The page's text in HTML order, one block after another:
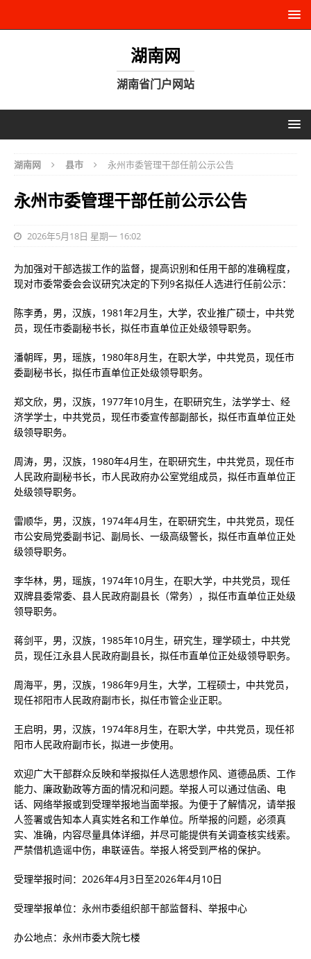
湖南网
湖南省门户网站
湖南网 县市 永州市委管理干部任前公示公告
永州市委管理干部任前公示公告
2026年5月18日 星期一 16:02
为加强对干部选拔工作的监督，提高识别和任用干部的准确程度，
现对市委常委会会议研究决定的下列9名拟任人选进行任前公示：
陈李勇，男，汉族，1981年2月生，大学，农业推广硕士，中共党
员，现任市委副秘书长，拟任市直单位正处级领导职务。
潘朝晖，男，瑶族，1980年8月生，在职大学，中共党员，现任市
委副秘书长，拟任市直单位正处级领导职务。
郑文欣，男，汉族，1977年10月生，在职研究生，法学学士、经
济学学士，中共党员，现任市委宣传部副部长，拟任市直单位正处
级领导职务。
周涛，男，汉族，1980年4月生，在职研究生，中共党员，现任市
人民政府副秘书长，市人民政府办公室党组成员，拟任市直单位正
处级领导职务。
雷顺华，男，汉族，1974年4月生，在职研究生，中共党员，现任
市公安局党委副书记、副局长、一级高级警长，拟任市直单位正处
级领导职务。
李华林，男，瑶族，1974年10月生，在职大学，中共党员，现任
双牌县委常委、县人民政府副县长（常务），拟任市直单位正处级
领导职务。
蒋剑平，男，汉族，1985年10月生，研究生，理学硕士，中共党
员，现任江永县人民政府副县长，拟任市直单位正处级领导职务。
周海平，男，汉族，1986年9月生，大学，工程硕士，中共党员，
现任祁阳市人民政府副市长，拟任市管企业正职。
王启明，男，汉族，1974年8月生，在职大学，中共党员，现任祁
阳市人民政府副市长，拟进一步使用。
欢迎广大干部群众反映和举报拟任人选思想作风、道德品质、工作
能力、廉政勤政等方面的情况和问题。举报人可以通过信函、电
话、网络举报或到受理举报地当面举报。为便于了解情况，请举报
人签署或告知本人真实姓名和工作单位。所举报的问题，必须真
实、准确，内容尽量具体详细，并尽可能提供有关调查核实线索。
严禁借机造谣中伤，串联诬告。举报人将受到严格的保护。
受理举报时间：2026年4月3日至2026年4月10日
受理举报单位：永州市委组织部干部监督科、举报中心
办公地点：永州市委大院七楼